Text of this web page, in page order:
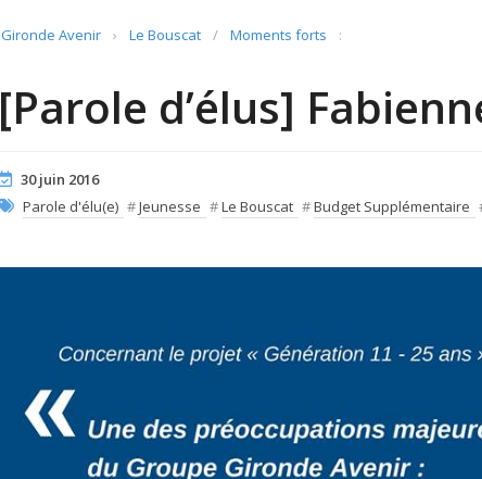
Gironde Avenir › Le Bouscat / Moments forts :
[Parole d’élus]
30 juin 2016
Parole d'élu(e) #Jeunesse #Le Bouscat #Budget Supplémentaire